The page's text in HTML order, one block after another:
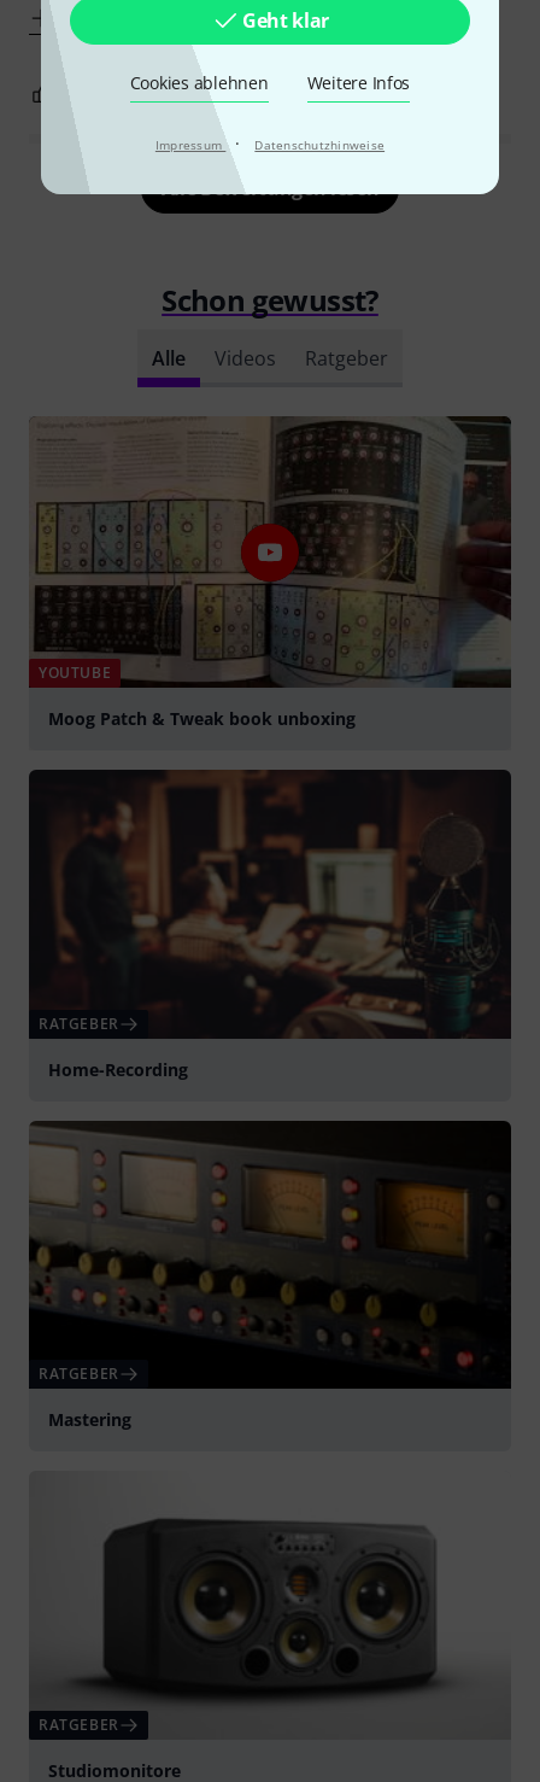
Geht klar
Cookies ablehnen Weitere Infos
Impressum · Datenschutzhinweise
Mehr anzeigen
0 BEWERTUNG MELDEN
Alle Bewertungen lesen
Schon gewusst?
Alle Videos Ratgeber
YOUTUBE
Moog Patch & Tweak book unboxing
RATGEBER
Home-Recording
RATGEBER
Mastering
RATGEBER
Studiomonitore